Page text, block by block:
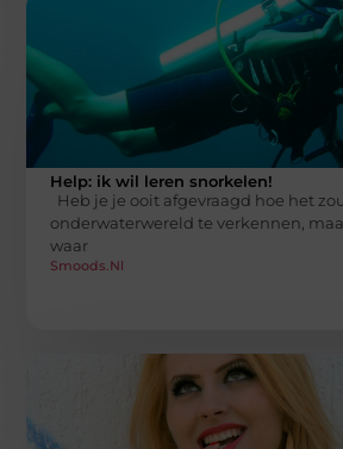
Help: ik wil leren snorkelen!
Heb je je ooit afgevraagd hoe het
onderwaterwereld te verkennen,
waar
Smoods.nl